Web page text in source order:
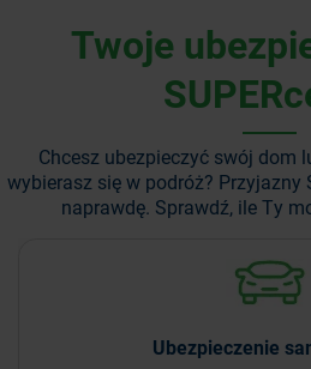
Twoje
Chcesz ubezpieczyć swój dom
wybierasz się w podróż? Przyjazny
naprawdę. Sprawdź, ile Ty
Ubezpieczenie